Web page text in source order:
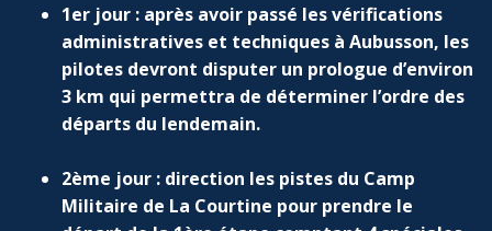
1er jour : après avoir passé les vérifications
administratives et techniques à Aubusson, les
pilotes devront disputer un prologue d’environ
3 km qui permettra de déterminer l’ordre des
départs du lendemain.
2ème jour : direction les pistes du Camp
Militaire de La Courtine pour prendre le